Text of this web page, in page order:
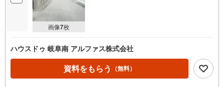
画像7枚
ハウスドゥ 岐阜南 アルファス株式会社
資料をもらう （無料）